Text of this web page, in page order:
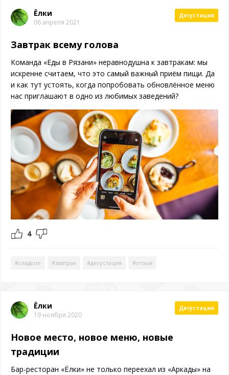
Ёлки
06 апреля 2021
Дегустация
Завтрак всему голова
Команда «Еды в Рязани» неравнодушна к завтракам: мы
искренне считаем, что это самый важный приём пищи. Да
и как тут устоять, когда попробовать обновлённое меню
нас приглашают в одно из любимых заведений?
4
#сладкое #завтрак #дегустация #отзыв
Ёлки
19 ноября 2020
Дегустация
Новое место, новое меню, новые
традиции
Бар-ресторан «Ёлки» не только переехал из «Аркады» на